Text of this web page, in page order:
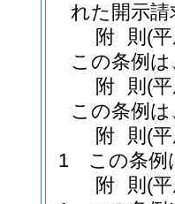
れた開示
附 則 (
この条例
附 則 (
この条例
附 則 (
1
この条例
附 則 (